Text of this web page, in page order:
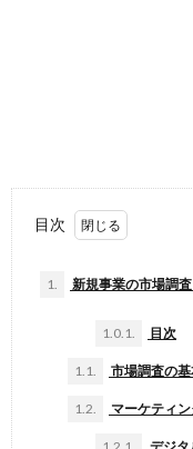
目次
1. 新規事業の市場調
1.0.1. 目次
1.1. 市場調査の
1.2. マーケティ